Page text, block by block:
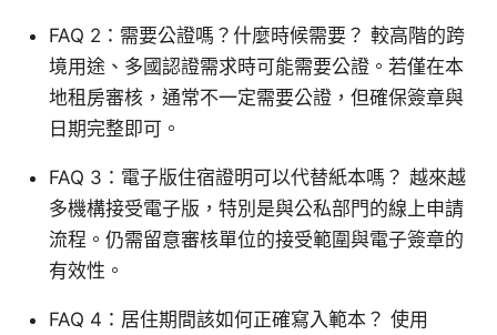
FAQ 2：需要公證嗎？什麼時候需要？ 較高階的跨
境用途、多國認證需求時可能需要公證。若僅在本
地租房審核，通常不一定需要公證，但確保簽章與
日期完整即可。
FAQ 3：電子版住宿證明可以代替紙本嗎？ 越來越
多機構接受電子版，特別是與公私部門的線上申請
流程。仍需留意審核單位的接受範圍與電子簽章的
有效性。
FAQ 4：居住期間該如何正確寫入範本？ 使用